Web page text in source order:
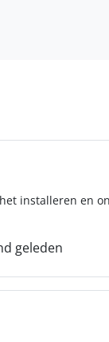
installeren en
geleden